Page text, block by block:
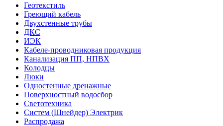
Геотекстиль
Греющий кабель
Двухстенные трубы
ДКС
ИЭК
Кабеле-проводниковая продукция
Канализация ПП, НПВХ
Колодцы
Люки
Одностенные дренажные
Поверхностный водосбор
Светотехника
Систем (Шнейдер) Электрик
Распродажа